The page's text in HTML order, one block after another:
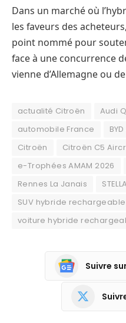
Dans un marché où
les faveurs des
point nommé pour
face à une concurrence
vienne d’Allemagne ou
actualité Citroën
Audi
automobile France
Citroën
Citroën C5
e-Trophées AMAM 2026
Rennes La Janais
SUV hybride rechargeable
voiture hybride
Suivre